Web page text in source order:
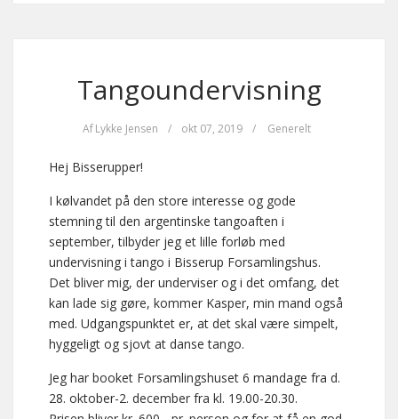
Tangoundervisning
AfLykke Jensen / okt 07, 2019 / Generelt
Hej Bisserupper!
I kølvandet på den store interesse og gode
stemning til den argentinske tangoaften i
september, tilbyder jeg et lille forløb med
undervisning i tango i Bisserup Forsamlingshus.
Det bliver mig, der underviser og i det omfang, det
kan lade sig gøre, kommer Kasper, min mand også
med. Udgangspunktet er, at det skal være simpelt,
hyggeligt og sjovt at danse tango.
Jeg har booket Forsamlingshuset 6 mandage fra d.
28. oktober-2. december fra kl. 19.00-20.30.